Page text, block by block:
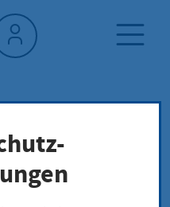
Finder